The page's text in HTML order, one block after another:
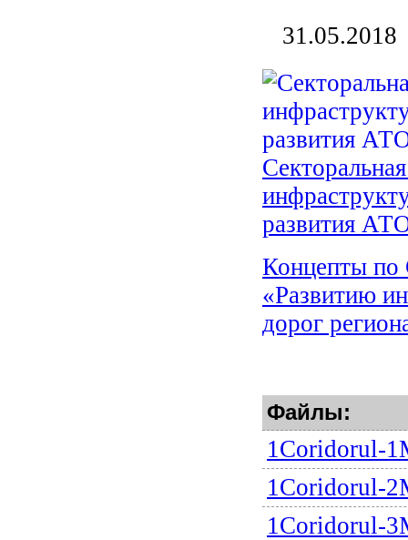
31.05.2018
развития
Концепты по
«Развитию
дорог
Файлы:
1Coridorul-
1Coridorul-
1Coridorul-